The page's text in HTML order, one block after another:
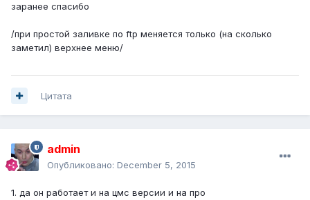
заранее спасибо
/при простой заливке по ftp меняется только (на сколько
заметил) верхнее меню/
Цитата
admin
Опубликовано: December 5, 2015
1. да он работает и на цмс версии и на про